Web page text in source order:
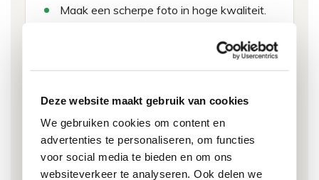
Deze website maakt gebruik van cookies
We gebruiken cookies om content en
advertenties te personaliseren, om functies
voor social media te bieden en om ons
websiteverkeer te analyseren. Ook delen we
Maak een scherpe foto in hoge kwaliteit.
Maak je cameralens schoon voordat je de
in beeld staat.
Upload de originele foto, geen screenshot
of bewerkte versie.